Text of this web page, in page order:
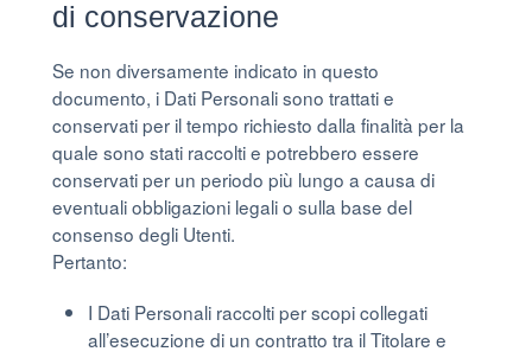
di conservazione
Se non diversamente indicato in questo
documento, i Dati Personali sono trattati e
conservati per il tempo richiesto dalla finalità per la
quale sono stati raccolti e potrebbero essere
conservati per un periodo più lungo a causa di
eventuali obbligazioni legali o sulla base del
consenso degli Utenti.
Pertanto:
I Dati Personali raccolti per scopi collegati
all’esecuzione di un contratto tra il Titolare e